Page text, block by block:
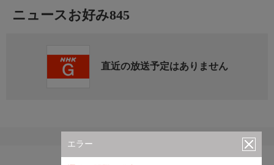
エラー
ニュースお好み845
直近の放送予定はありません